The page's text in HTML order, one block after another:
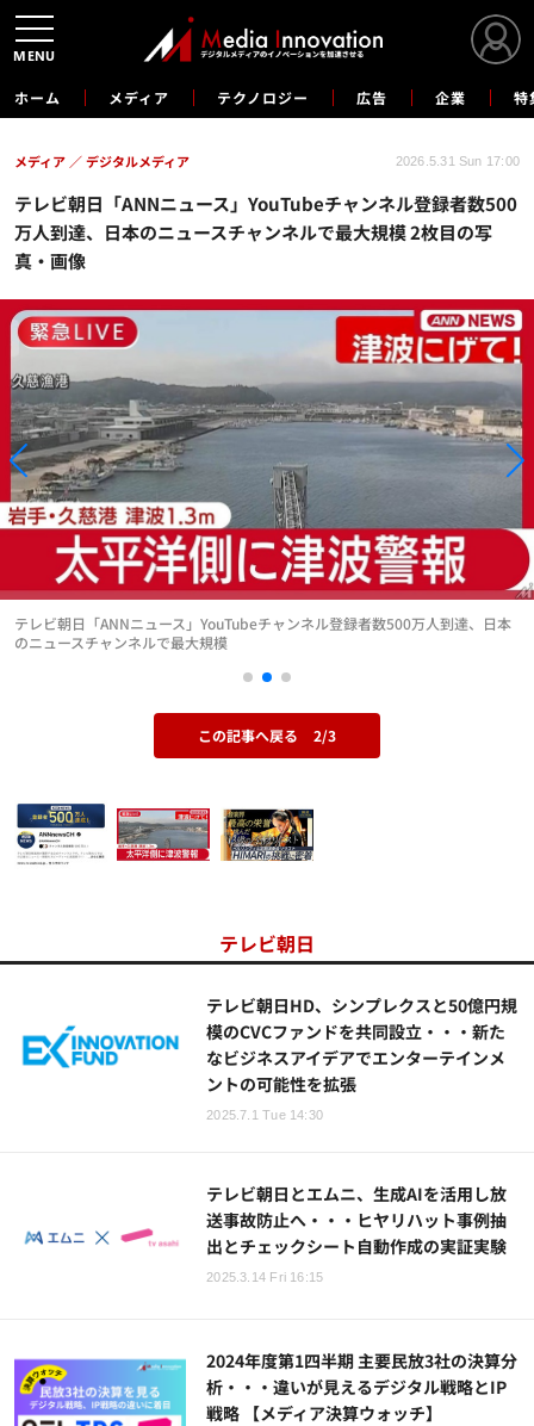
ホーム メディア テクノロジー 広告 企業 特
テレビ朝日「ANNニュース」YouTubeチャンネル登録者数500
万人到達、日本のニュースチャンネルで最大規模 2枚目の写
真・画像
メディア デジタルメディア 2026.5.31 Sun 17:00
テレビ朝日「ANNニュース」YouTubeチャンネル登録者数500万人到達、日本
のニュースチャンネルで最大規模
この記事へ戻る 2/3
テレビ朝日
テレビ朝日HD、シンプレクスと50億円規
模のCVCファンドを共同設立・・・新た
なビジネスアイデアでエンターテインメ
ントの可能性を拡張
2025.7.1 Tue 14:30
テレビ朝日とエムニ、生成AIを活用し放
送事故防止へ・・・ヒヤリハット事例抽
出とチェックシート自動作成の実証実験
2025.3.14 Fri 16:15
2024年度第1四半期 主要民放3社の決算分
析・・・違いが見えるデジタル戦略とIP
戦略 【メディア決算ウォッチ】
MENU